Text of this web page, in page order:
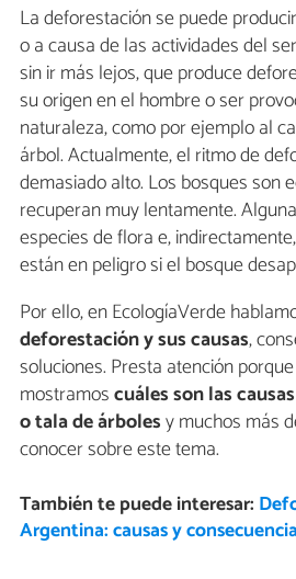
La deforestación se puede
o a causa de las actividades del
sin ir más lejos, que produce
su origen en el hombre o ser
naturaleza, como por ejemplo al
árbol. Actualmente, el ritmo de
demasiado alto. Los bosques son
recuperan muy lentamente.
especies de flora e,
están en peligro si el bosque
Por ello, en EcologíaVerde
deforestación y sus causas,
soluciones. Presta atención
mostramoscuáles son las
o tala de árbolesy muchos más
conocer sobre este tema.
También te puede interesar:
Argentina: causas y